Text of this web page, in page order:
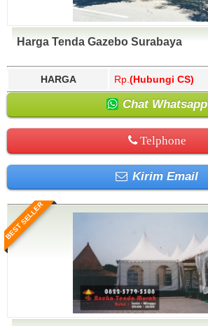
Harga Tenda Gazebo Surabaya
HARGA Rp. (Hubungi CS)
Chat Whatsapp
Telphone
Kirim Email
BEST SELLER